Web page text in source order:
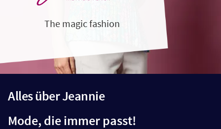
The magic fashion
Alles über Jeannie
Mode, die immer passt!